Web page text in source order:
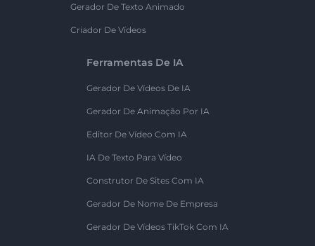
Gerador De Texto Animado
Criador De Vídeos
Ferramentas De IA
Gerador De Vídeos De IA
Gerador De Animação Por IA
Editor De Vídeo Com IA
IA De Texto Para Vídeo
Construtor De Sites Com IA
Gerador De Nome De Empresa
Gerador De Vídeos TikTok Com IA